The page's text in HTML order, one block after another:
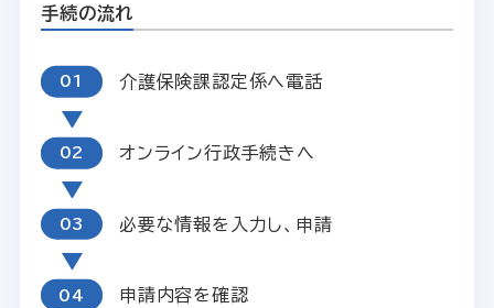
手続の流れ
介護保険課認定係へ電話
オンライン行政手続きへ
必要な情報を入力し、申請
申請内容を確認